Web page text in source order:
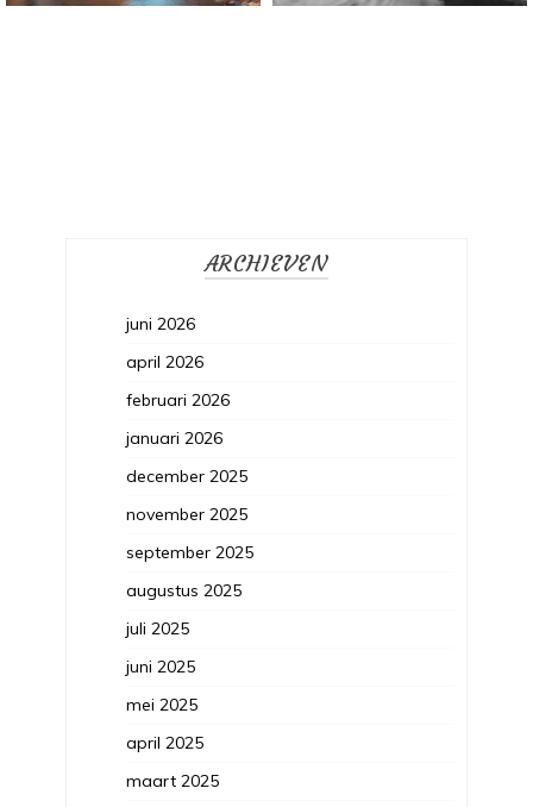
ARCHIEVEN
juni 2026
april 2026
februari 2026
januari 2026
december 2025
november 2025
september 2025
augustus 2025
juli 2025
juni 2025
mei 2025
april 2025
maart 2025